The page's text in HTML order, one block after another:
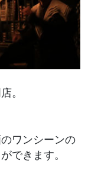
。
ワンシーンの
できます。